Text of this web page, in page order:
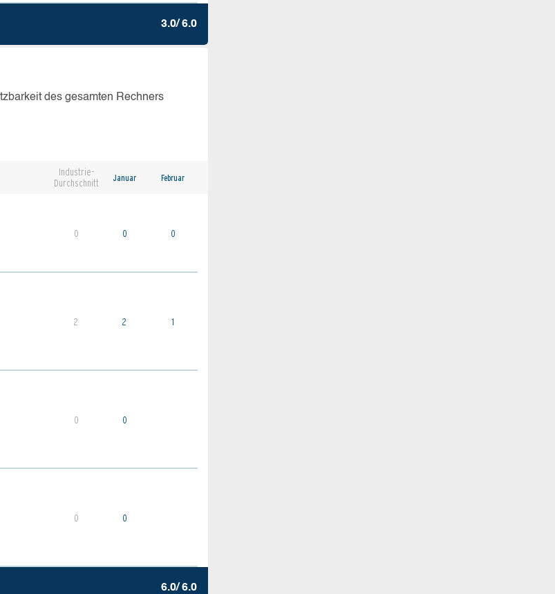
3.0/ 6.0
des gesamten Rechners
Industrie-
Durchschnitt
Januar Februar
0 0 0
2 2 1
0 0
0 0
6.0/ 6.0